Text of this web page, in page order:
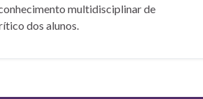
multidisciplinar de
dos alunos.